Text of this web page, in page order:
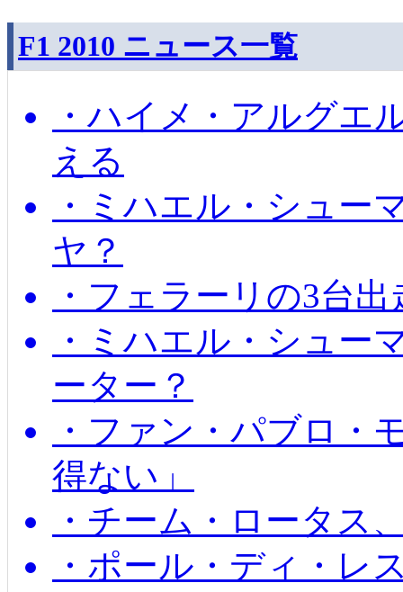
F1 2010 ニュース一覧
・ハイメ・アルグエ
える
・ミハエル・シュー
ヤ？
・フェラーリの3台
・ミハエル・シュー
ーター？
・ファン・パブロ・
得ない」
・チーム・ロータス
・ポール・ディ・レ